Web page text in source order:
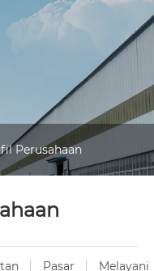
Perusahaan
Pasar Melayani